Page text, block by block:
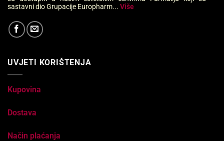
sastavni dio Grupacije Europharm... Više
UVJETI KORIŠTENJA
Kupovina
Dostava
Način plaćanja